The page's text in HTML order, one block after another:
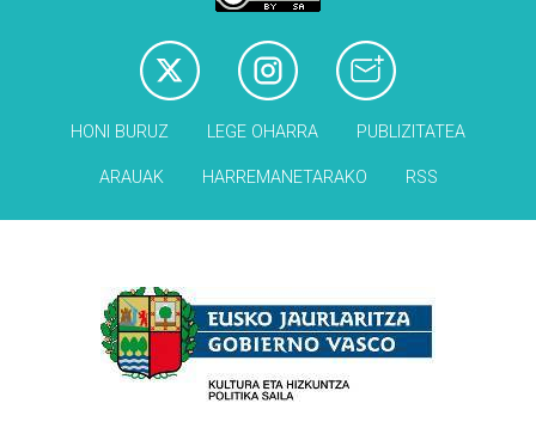
HONI BURUZ LEGE OHARRA PUBLIZITATEA
ARAUAK HARREMANETARAKO RSS